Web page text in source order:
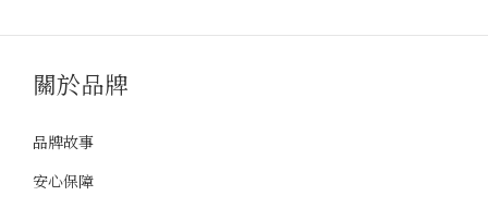
關於品牌
品牌故事
安心保障